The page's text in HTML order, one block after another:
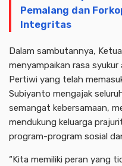
Pemalang dan
Integritas
Dalam sambutannya,
menyampaikan rasa
Pertiwi yang telah
Subiyanto mengajak
semangat kebersamaan,
mendukung keluarga
program-program sosial
“Kita memiliki peran yang